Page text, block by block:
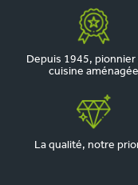
Depuis 1945, pionnier
cuisine aménagée
La qualité, notre